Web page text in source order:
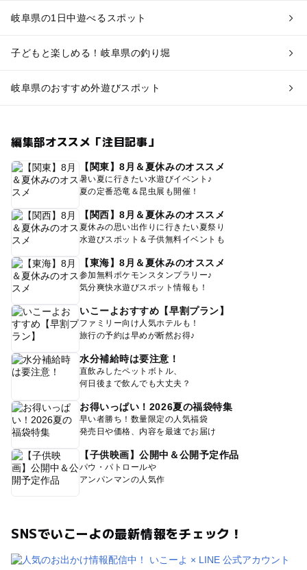
岐阜県の1日中遊べるスポット
子どもと楽しめる！岐阜県の釣り堀
岐阜県のおすすめ外遊びスポット
編集部オススメ「注目記事」
【関東】8月＆夏休みのオススメ
暑い夏に行きたい水遊びイベント♪
夏の定番恐竜＆昆虫展も開催！
【関西】8月＆夏休みのオススメ
夏休みの思い出作りに行きたい夏祭り
水遊びスポット＆子供無料イベントも
【東海】8月＆夏休みのオススメ
参加無料ポケモンスタンプラリー♪
気分爽快水遊びスポット情報も！
いこーよおすすめ【早割プラン】
ファミリー向け人気ホテルも！
旅行の予約は早めが断然お得♪
水分補給時は要注意！
直飲みしたペットボトル、
何日後まで飲んでも大丈夫？
お得いっぱい！2026夏の福袋特集
早い者勝ち！数量限定の人気福袋
発売日や価格、内容を最速でお届け
【子供映画】公開中＆公開予定作品
パウ・パトロールや
アンパンマンの人気作
SNSでいこーよの最新情報をチェック！